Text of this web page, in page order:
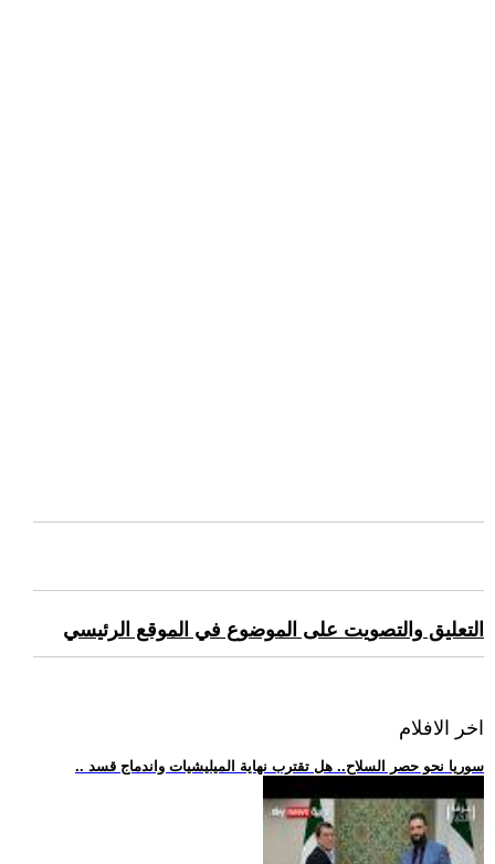
التعليق والتصويت على الموضوع في الموقع الرئيسي
اخر الافلام
.. سوريا نحو حصر السلاح.. هل تقترب نهاية الميليشيات واندماج قسد